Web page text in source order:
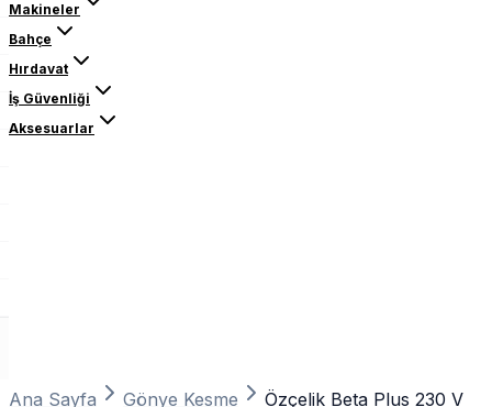
Makineler
Bahçe
Hırdavat
İş Güvenliği
Aksesuarlar
Ana Sayfa Gönye Kesme
Özçelik Beta Plus 230 V